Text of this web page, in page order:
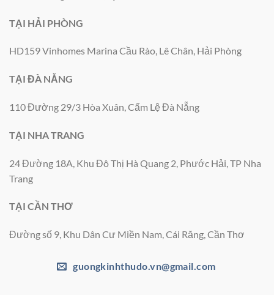
TẠI HẢI PHÒNG
HD159 Vinhomes Marina Cầu Rào, Lê Chân, Hải Phòng
TẠI ĐÀ NẴNG
110 Đường 29/3 Hòa Xuân, Cẩm Lệ Đà Nẵng
TẠI NHA TRANG
24 Đường 18A, Khu Đô Thị Hà Quang 2, Phước Hải, TP Nha
Trang
TẠI CẦN THƠ
Đường số 9, Khu Dân Cư Miền Nam, Cái Răng, Cần Thơ
guongkinhthudo.vn@gmail.com